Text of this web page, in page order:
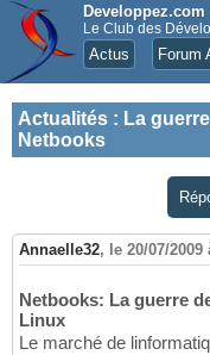
Developpez.com
Le Club des
Actus Forum
Actualités : La
Netbooks
Annaelle32, le 20/07/2009
Netbooks: La guerre
Linux
Le marché de